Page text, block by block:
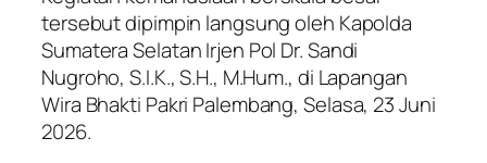
tersebut dipimpin langsung oleh Kapolda
Sumatera Selatan Irjen Pol Dr. Sandi
Nugroho, S.I.K., S.H., M.Hum., di Lapangan
Wira Bhakti Pakri Palembang, Selasa, 23 Juni
2026.